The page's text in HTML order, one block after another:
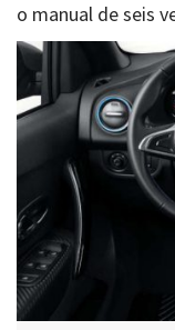
o manual de seis